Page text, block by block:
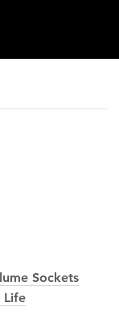
Sockets
Life